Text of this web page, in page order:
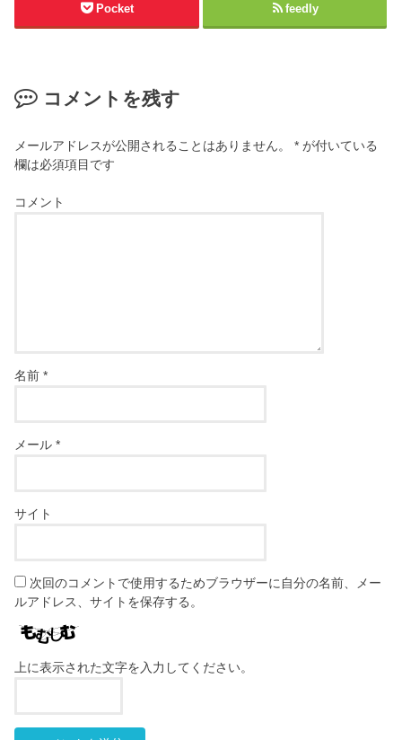
Pocket feedly
コメントを残す
メールアドレスが公開されることはありません。 * が付いている
欄は必須項目です
コメント
名前*
メール*
サイト
次回のコメントで使用するためブラウザーに自分の名前、メー
ルアドレス、サイトを保存する。
上に表示された文字を入力してください。